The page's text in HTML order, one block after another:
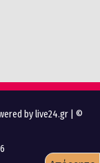
by live24.gr | ©